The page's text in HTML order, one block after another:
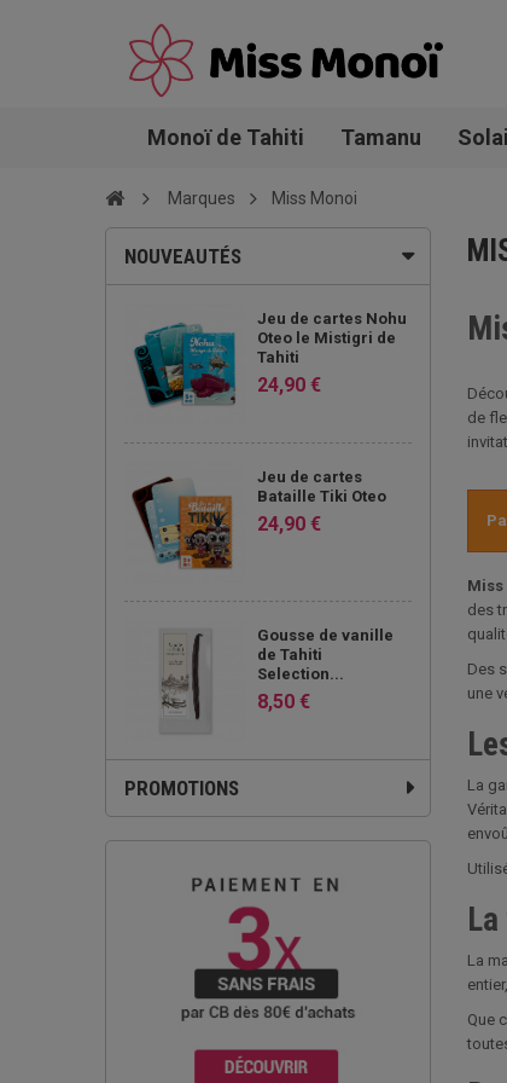
Monoï de Tahiti Tamanu
Marques Miss Monoi
NOUVEAUTÉS
Jeu de cartes Nohu
Oteo le Mistigri de
Tahiti
24,90 €
Jeu de cartes
Bataille Tiki Oteo
24,90 €
Gousse de vanille
de Tahiti
Selection...
8,50 €
PROMOTIONS
de
Miss
des
Des
une
La
La
Que